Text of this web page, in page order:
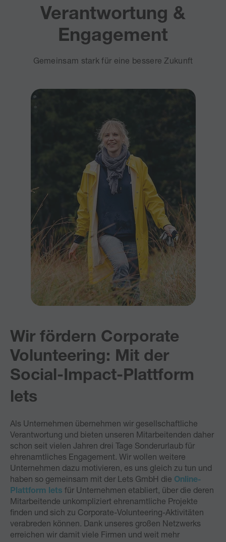
Verantwortung &
Engagement
Gemeinsam stark für eine bessere Zukunft
Wir fördern Corporate
Volunteering: Mit der
Social-Impact-Plattform
lets
Als Unternehmen übernehmen wir gesellschaftliche
Verantwortung und bieten unseren Mitarbeitenden daher
schon seit vielen Jahren drei Tage Sonderurlaub für
ehrenamtliches Engagement. Wir wollen weitere
Unternehmen dazu motivieren, es uns gleich zu tun und
haben so gemeinsam mit der Lets GmbH die Online-
Plattform lets für Unternehmen etabliert, über die deren
Mitarbeitende unkompliziert ehrenamtliche Projekte
finden und sich zu Corporate-Volunteering-Aktivitäten
verabreden können. Dank unseres großen Netzwerks
erreichen wir damit viele Firmen und weit mehr